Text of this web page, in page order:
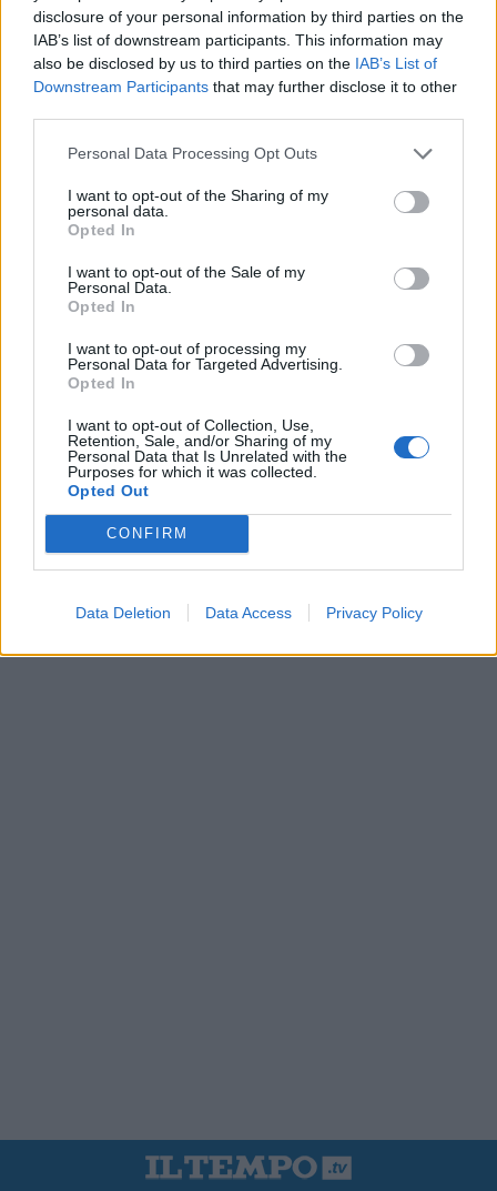
disclosure of your personal information by third parties on the
IAB’s list of downstream participants. This information may
also be disclosed by us to third parties on the IAB’s List of
Downstream Participants that may further disclose it to other
Personal Data Processing Opt Outs
I want to opt-out of the Sharing of my
personal data.
Opted In
I want to opt-out of the Sale of my
Personal Data.
Opted In
I want to opt-out of processing my
Personal Data for Targeted Advertising.
Opted In
I want to opt-out of Collection, Use,
Retention, Sale, and/or Sharing of my
Personal Data that Is Unrelated with the
Purposes for which it was collected.
Opted Out
CONFIRM
Data Deletion Data Access Privacy Policy
In evidenza